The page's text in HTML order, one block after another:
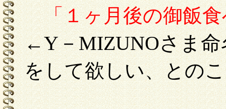
「１ヶ月後の御飯
←Y－MIZUNOさま命
をして欲しい、との